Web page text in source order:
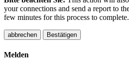
your connections and send a report to
few minutes for this process to complete.
Bestätigen
Melden